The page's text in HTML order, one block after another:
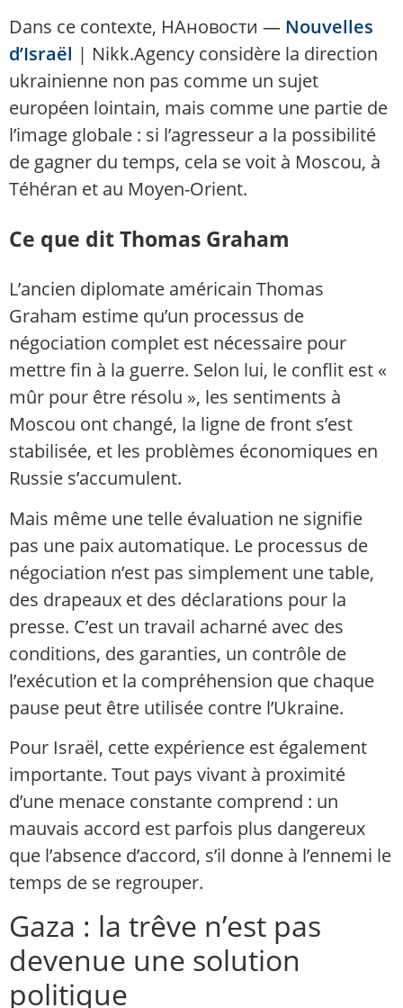
Dans ce contexte, НАновости — Nouvelles
d’Israël | Nikk.Agency considère la direction
ukrainienne non pas comme un sujet
européen lointain, mais comme une partie de
l’image globale : si l’agresseur a la possibilité
de gagner du temps, cela se voit à Moscou, à
Téhéran et au Moyen-Orient.
Ce que dit Thomas Graham
L’ancien diplomate américain Thomas
Graham estime qu’un processus de
négociation complet est nécessaire pour
mettre fin à la guerre. Selon lui, le conflit est «
mûr pour être résolu », les sentiments à
Moscou ont changé, la ligne de front s’est
stabilisée, et les problèmes économiques en
Russie s’accumulent.
Mais même une telle évaluation ne signifie
pas une paix automatique. Le processus de
négociation n’est pas simplement une table,
des drapeaux et des déclarations pour la
presse. C’est un travail acharné avec des
conditions, des garanties, un contrôle de
l’exécution et la compréhension que chaque
pause peut être utilisée contre l’Ukraine.
Pour Israël, cette expérience est également
importante. Tout pays vivant à proximité
d’une menace constante comprend : un
mauvais accord est parfois plus dangereux
que l’absence d’accord, s’il donne à l’ennemi le
temps de se regrouper.
Gaza : la trêve n’est pas
devenue une solution
politique